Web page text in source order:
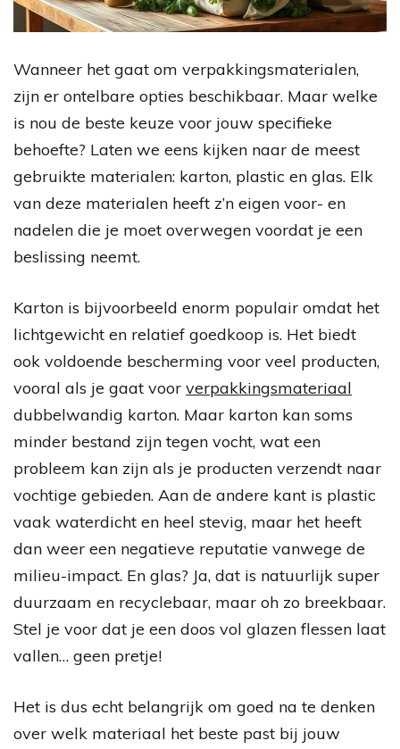
Wanneer het gaat om verpakkingsmaterialen,
zijn er ontelbare opties beschikbaar. Maar welke
is nou de beste keuze voor jouw specifieke
behoefte? Laten we eens kijken naar de meest
gebruikte materialen: karton, plastic en glas. Elk
van deze materialen heeft z’n eigen voor- en
nadelen die je moet overwegen voordat je een
beslissing neemt.
Karton is bijvoorbeeld enorm populair omdat het
lichtgewicht en relatief goedkoop is. Het biedt
ook voldoende bescherming voor veel producten,
vooral als je gaat voor verpakkingsmateriaal
dubbelwandig karton. Maar karton kan soms
minder bestand zijn tegen vocht, wat een
probleem kan zijn als je producten verzendt naar
vochtige gebieden. Aan de andere kant is plastic
vaak waterdicht en heel stevig, maar het heeft
dan weer een negatieve reputatie vanwege de
milieu-impact. En glas? Ja, dat is natuurlijk super
duurzaam en recyclebaar, maar oh zo breekbaar.
Stel je voor dat je een doos vol glazen flessen laat
vallen… geen pretje!
Het is dus echt belangrijk om goed na te denken
over welk materiaal het beste past bij jouw